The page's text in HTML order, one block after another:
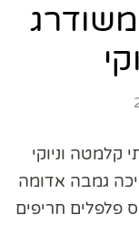
קלמטה וניוקי
אמנון נסיכה גמבה אדומה
שום פרוס פלפלים חריפים